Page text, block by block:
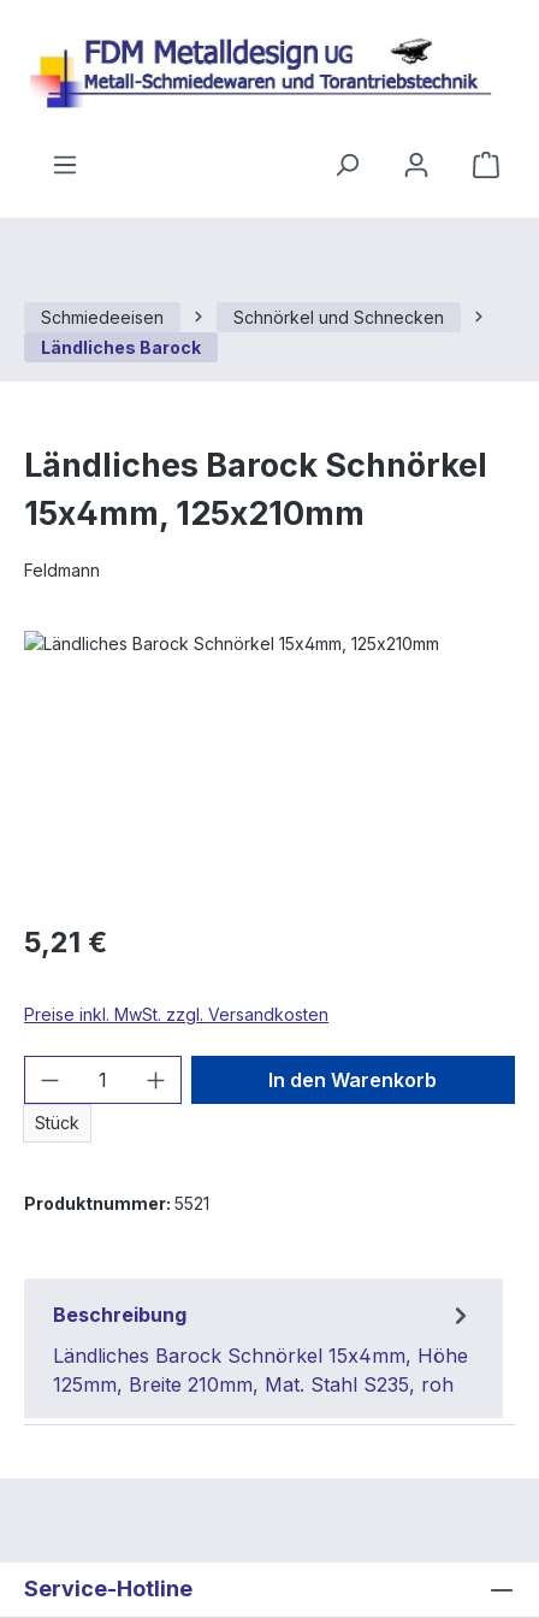
Schmiedeeisen
Schnörkel und Schnecken
Ländliches Barock
Ländliches Barock Schnörkel
15x4mm, 125x210mm
Feldmann
Bildergalerie überspringen
5,21 €
Preise inkl. MwSt. zzgl. Versandkosten
Produkt Anzahl: Gib den
Stück
In den Warenkorb
Produktnummer: 5521
Beschreibung
Ländliches Barock Schnörkel 15x4mm, Höhe
125mm, Breite 210mm, Mat. Stahl S235, roh
Service-Hotline